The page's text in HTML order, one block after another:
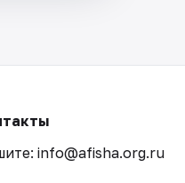
info@afisha.org.ru